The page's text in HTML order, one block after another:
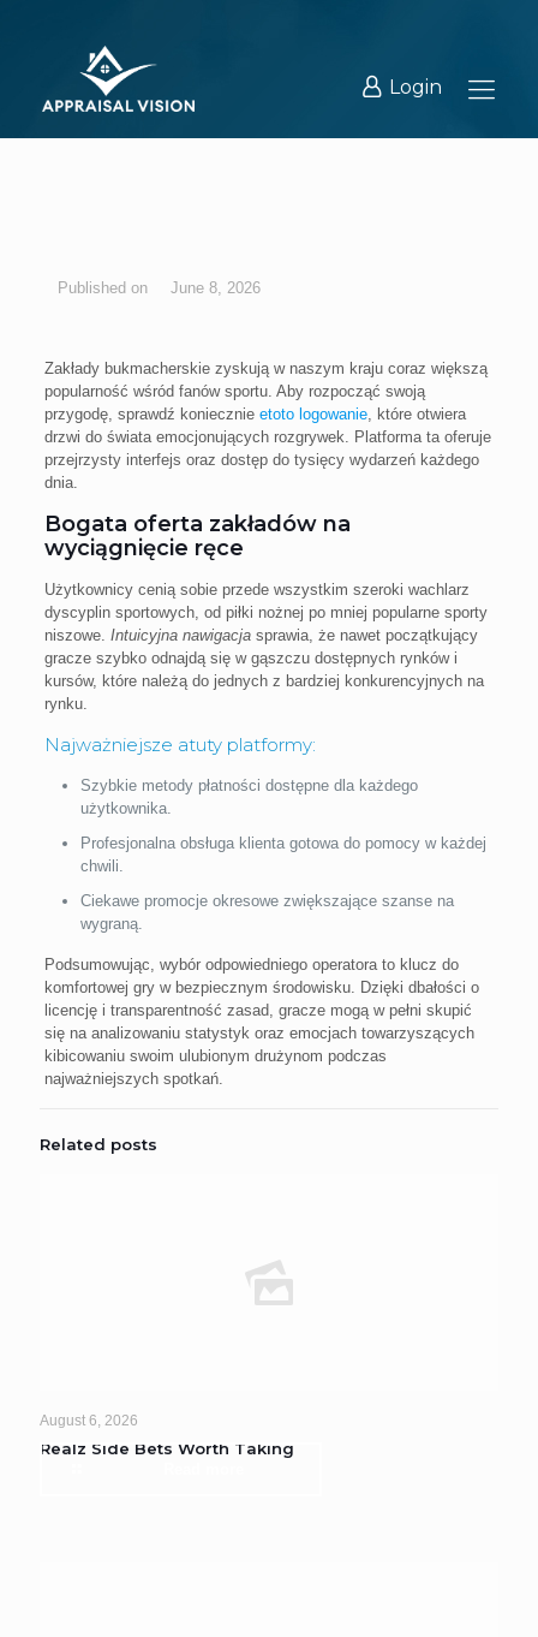
Login
June 8, 2026
Zakłady bukmacherskie zyskują w naszym kraju coraz większą
popularność wśród fanów sportu. Aby rozpocząć swoją
przygodę, sprawdź koniecznie etoto logowanie, które otwiera
drzwi do świata emocjonujących rozgrywek. Platforma ta oferuje
przejrzysty interfejs oraz dostęp do tysięcy wydarzeń każdego
dnia.
Bogata oferta zakładów na
wyciągnięcie ręce
Użytkownicy cenią sobie przede wszystkim szeroki wachlarz
dyscyplin sportowych, od piłki nożnej po mniej popularne sporty
niszowe. Intuicyjna nawigacjasprawia, że nawet początkujący
gracze szybko odnajdą się w gąszczu dostępnych rynków i
kursów, które należą do jednych z bardziej konkurencyjnych na
rynku.
Najważniejsze atuty platformy:
Szybkie metody płatności dostępne dla każdego
użytkownika.
Profesjonalna obsługa klienta gotowa do pomocy w każdej
chwili.
Ciekawe promocje okresowe zwiększające szanse na
wygraną.
Podsumowując, wybór odpowiedniego operatora to klucz do
komfortowej gry w bezpiecznym środowisku. Dzięki dbałości o
licencję i transparentność zasad, gracze mogą w pełni skupić
się na analizowaniu statystyk oraz emocjach towarzyszących
kibicowaniu swoim ulubionym drużynom podczas
najważniejszych spotkań.
Related posts
August 6, 2026
Realz Side Bets Worth Taking